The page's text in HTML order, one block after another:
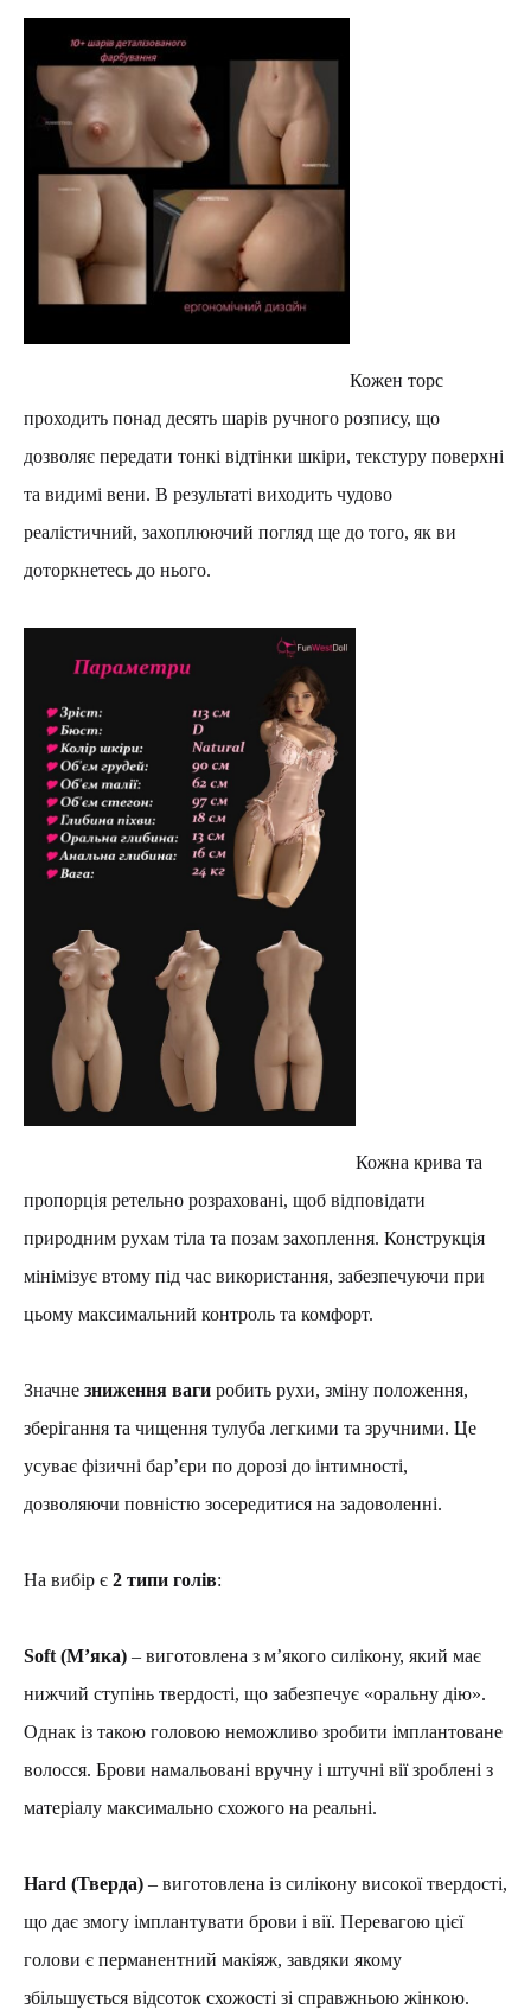
Кожен торс
проходить понад десять шарів ручного розпису, що
дозволяє передати тонкі відтінки шкіри, текстуру поверхні
та видимі вени. В результаті виходить чудово
реалістичний, захоплюючий погляд ще до того, як ви
доторкнетесь до нього.
Кожна крива та
пропорція ретельно розраховані, щоб відповідати
природним рухам тіла та позам захоплення. Конструкція
мінімізує втому під час використання, забезпечуючи при
цьому максимальний контроль та комфорт.
Значне зниження ваги робить рухи, зміну положення,
зберігання та чищення тулуба легкими та зручними. Це
усуває фізичні бар’єри по дорозі до інтимності,
дозволяючи повністю зосередитися на задоволенні.
На вибір є 2 типи голів:
Soft (М’яка) – виготовлена з м’якого силікону, який має
нижчий ступінь твердості, що забезпечує «оральну дію».
Однак із такою головою неможливо зробити імплантоване
волосся. Брови намальовані вручну і штучні вії зроблені з
матеріалу максимально схожого на реальні.
Hard (Тверда) – виготовлена із силікону високої твердості,
що дає змогу імплантувати брови і вії. Перевагою цієї
голови є перманентний макіяж, завдяки якому
збільшується відсоток схожості зі справжньою жінкою.